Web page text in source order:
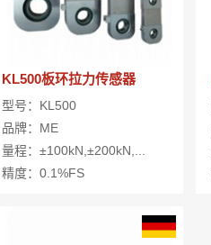
KL500板环拉力传感器
型号：KL500
品牌：ME
量程：±100kN,±200kN,...
精度：0.1%FS